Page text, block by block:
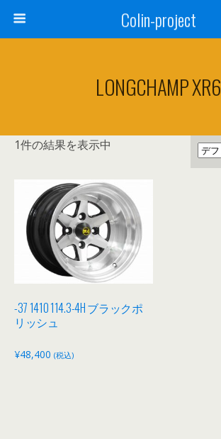
Colin-project
LONGCHAMP XR6
1件の結果を表示中
-37 1410 114.3-4H ブラックポ
リッシュ
¥48,400 (税込)